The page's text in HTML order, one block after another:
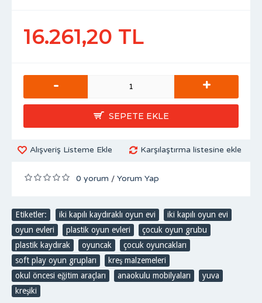
16.261,20 TL
- +
SEPETE EKLE
Alışveriş Listeme Ekle Karşılaştırma listesine ekle
0 yorum / Yorum Yap
Etiketler: iki kapılı kaydıraklı oyun evi iki kapılı oyun evi
oyun evleri
plastik oyun evleri çocuk oyun grubu
plastik kaydırak
oyuncak çocuk oyuncakları
soft play oyun grupları
kreş malzemeleri
okul öncesi eğitim araçları
anaokulu mobilyaları yuva
kreşiki